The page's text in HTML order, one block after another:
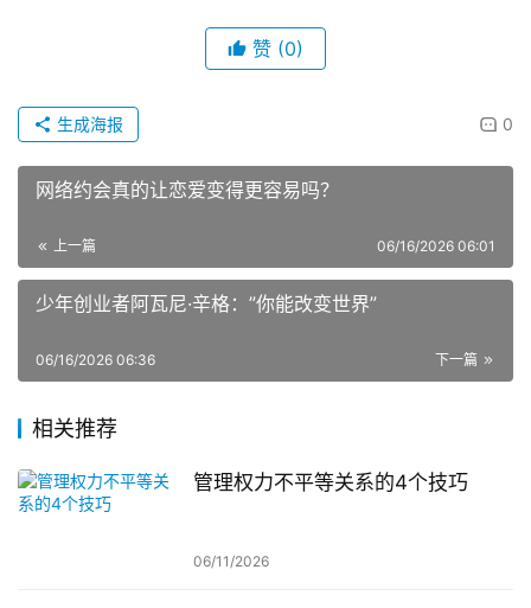
赞 (0)
0
生成海报
网络约会真的让恋爱变得更容易吗？
上一篇 06/16/2026 06:01
少年创业者阿瓦尼·辛格：”你能改变世界”
下一篇
06/16/2026 06:36
相关推荐
管理权力不平等关系的4个技巧
06/11/2026